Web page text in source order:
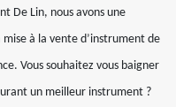
De Lin, nous avons une
à la vente d’instrument de
Vous souhaitez vous baigner
un meilleur instrument ?